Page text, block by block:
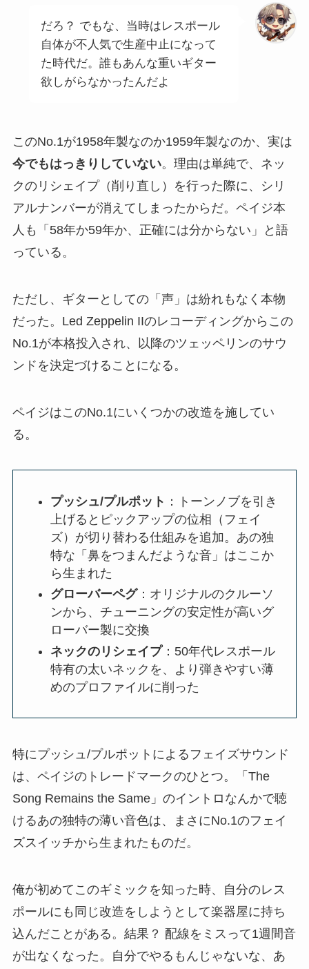
だろ？ でもな、当時はレスポール
自体が不人気で生産中止になって
た時代だ。誰もあんな重いギター
欲しがらなかったんだよ
このNo.1が1958年製なのか1959年製なのか、実は
今でもはっきりしていない。理由は単純で、ネッ
クのリシェイプ（削り直し）を行った際に、シリ
アルナンバーが消えてしまったからだ。ペイジ本
人も「58年か59年か、正確には分からない」と語
っている。
ただし、ギターとしての「声」は紛れもなく本物
だった。Led Zeppelin IIのレコーディングからこの
No.1が本格投入され、以降のツェッペリンのサウ
ンドを決定づけることになる。
ペイジはこのNo.1にいくつかの改造を施してい
る。
プッシュ/プルポット ：トーンノブを引き
上げるとピックアップの位相（フェイ
ズ）が切り替わる仕組みを追加。あの独
特な「鼻をつまんだような音」はここか
ら生まれた
グローバーペグ：オリジナルのクルーソ
ンから、チューニングの安定性が高いグ
ローバー製に交換
ネックのリシェイプ：50年代レスポール
特有の太いネックを、より弾きやすい薄
めのプロファイルに削った
特にプッシュ/プルポットによるフェイズサウンド
は、ペイジのトレードマークのひとつ。「The
Song Remains the Same」のイントロなんかで聴
けるあの独特の薄い音色は、まさにNo.1のフェイ
ズスイッチから生まれたものだ。
俺が初めてこのギミックを知った時、自分のレス
ポールにも同じ改造をしようとして楽器屋に持ち
込んだことがある。結果？ 配線をミスって1週間音
が出なくなった。自分でやるもんじゃないな、あ